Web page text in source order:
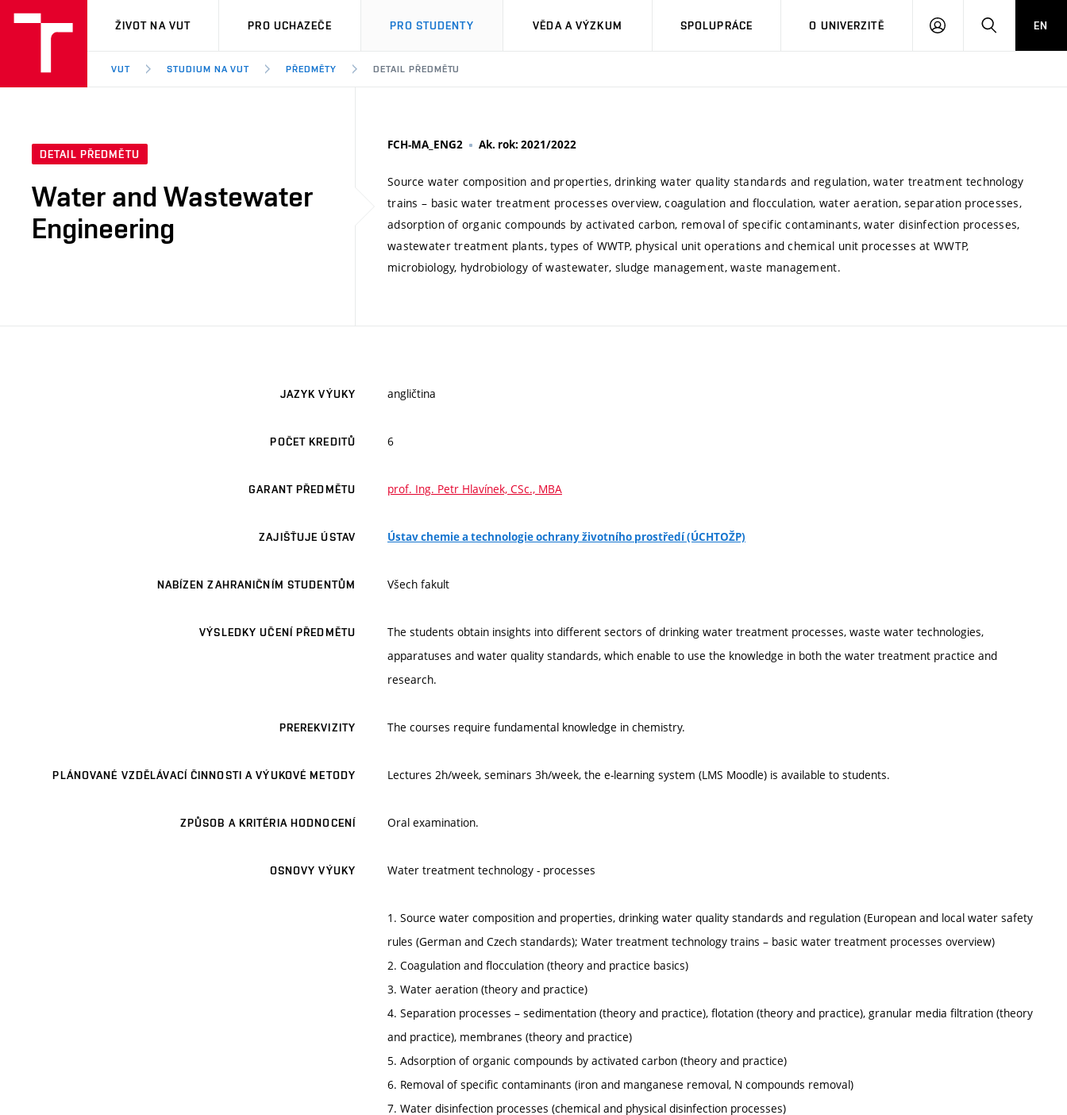
VUT
ŽIVOT NA VUT PRO UCHAZEČE PRO STUDENTY VĚDA A VÝZKUM SPOLUPRÁCE O UNIVERZITĚ
PŘIHLÁSIT HLEDATEN
VUT STUDIUM NA VUT PŘEDMĚTY DETAIL PŘEDMĚTU
DETAIL PŘEDMĚTU
Water and Wastewater
Engineering
FCH-MA_ENG2 Ak. rok: 2021/2022
Source water composition and properties, drinking water quality standards and regulation, water treatment technology
trains – basic water treatment processes overview, coagulation and flocculation, water aeration, separation processes,
adsorption of organic compounds by activated carbon, removal of specific contaminants, water disinfection processes,
wastewater treatment plants, types of WWTP, physical unit operations and chemical unit processes at WWTP,
microbiology, hydrobiology of wastewater, sludge management, waste management.
JAZYK VÝUKY angličtina
POČET KREDITŮ 6
GARANT PŘEDMĚTU prof. Ing. Petr Hlavínek, CSc., MBA
ZAJIŠŤUJE ÚSTAV Ústav chemie a technologie ochrany životního prostředí (ÚCHTOŽP)
NABÍZEN ZAHRANIČNÍM STUDENTŮM Všech fakult
VÝSLEDKY UČENÍ PŘEDMĚTU
The students obtain insights into different sectors of drinking water treatment processes, waste water technologies,
apparatuses and water quality standards, which enable to use the knowledge in both the water treatment practice and
research.
PREREKVIZITY The courses require fundamental knowledge in chemistry.
PLÁNOVANÉ VZDĚLÁVACÍ ČINNOSTI A VÝUKOVÉ METODY Lectures 2h/week, seminars 3h/week, the e-learning system (LMS Moodle) is available to students.
ZPŮSOB A KRITÉRIA HODNOCENÍ Oral examination.
OSNOVY VÝUKY Water treatment technology - processes
1. Source water composition and properties, drinking water quality standards and regulation (European and local water safety
rules (German and Czech standards); Water treatment technology trains – basic water treatment processes overview)
2. Coagulation and flocculation (theory and practice basics)
3. Water aeration (theory and practice)
4. Separation processes – sedimentation (theory and practice), flotation (theory and practice), granular media filtration (theory
and practice), membranes (theory and practice)
5. Adsorption of organic compounds by activated carbon (theory and practice)
6. Removal of specific contaminants (iron and manganese removal, N compounds removal)
7. Water disinfection processes (chemical and physical disinfection processes)